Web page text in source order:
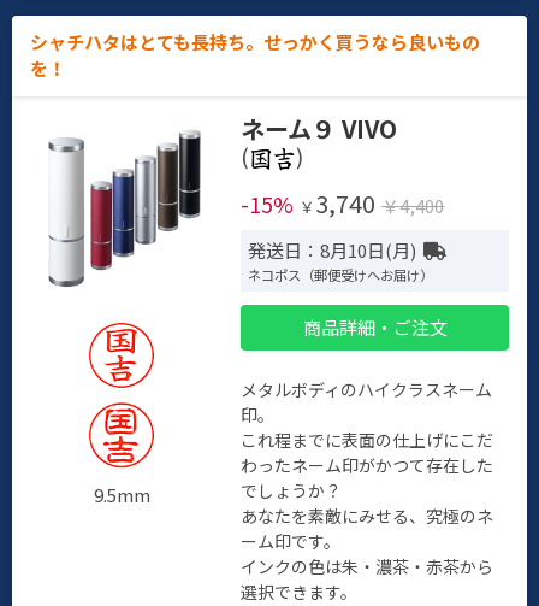
シャチハタはとても長持ち。せっかく買うなら良いもの
を！
9.5mm
ネーム９ VIVO
(
)
-15% ￥ 3,740 ￥4,400
発送日：8月10日(月)
ネコポス（郵便受けへお届け）
商品詳細・ご注文
メタルボディのハイクラスネーム
印。
これ程までに表面の仕上げにこだ
わったネーム印がかつて存在した
でしょうか？
あなたを素敵にみせる、究極のネ
ーム印です。
インクの色は朱・濃茶・赤茶から
選択できます。